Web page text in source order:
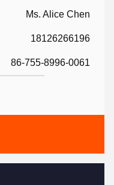
Ms. Alice Chen
18126266196
86-755-8996-0061